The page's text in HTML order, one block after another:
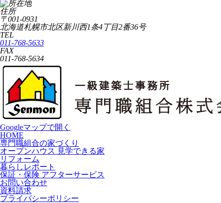
住所
〒001-0931
北海道札幌市北区新川西1条4丁目2番36号
TEL
011-768-5633
FAX
011-768-5634
Googleマップで開く
HOME
専門職組合の家づくり
オープンハウス 見学できる家
リフォーム
暮らしレポート
保証・保険 アフターサービス
お問い合わせ
資料請求
プライバシーポリシー